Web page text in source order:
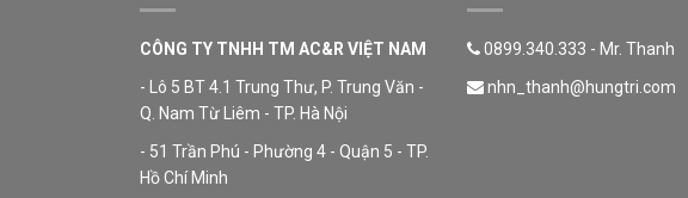
CÔNG TY TNHH TM AC&R VIỆT NAM
- Lô 5 BT 4.1 Trung Thư, P. Trung Văn -
Q. Nam Từ Liêm - TP. Hà Nội
- 51 Trần Phú - Phường 4 - Quận 5 - TP.
Hồ Chí Minh
0899.340.333 - Mr. Thanh
nhn_thanh@hungtri.com